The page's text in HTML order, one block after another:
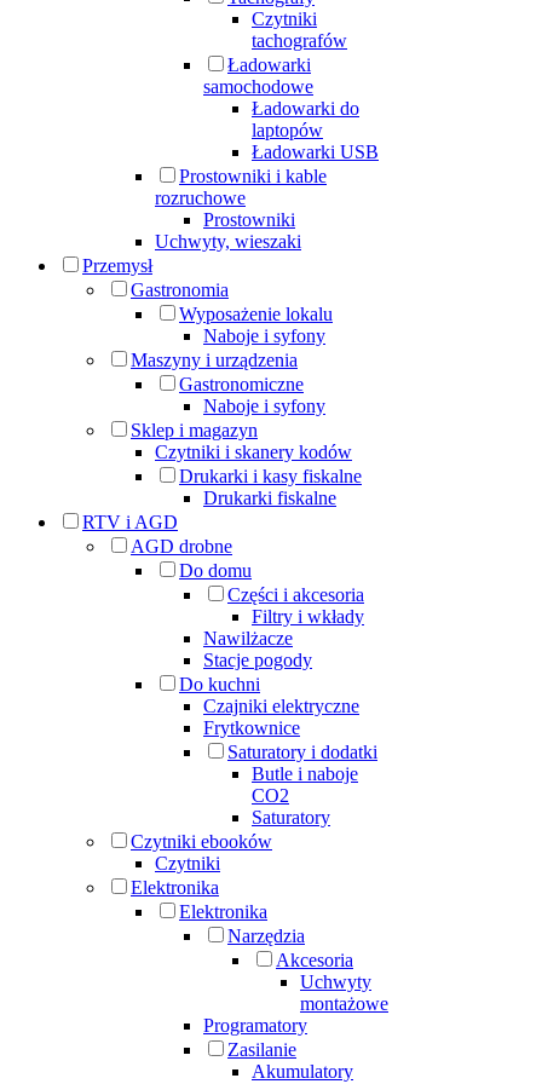
Czytniki
tachografów
Ładowarki
samochodowe
Ładowarki do
laptopów
Ładowarki USB
Prostowniki i kable
rozruchowe
Prostowniki
Uchwyty, wieszaki
Przemysł
Gastronomia
Wyposażenie lokalu
Naboje i syfony
Maszyny i urządzenia
Gastronomiczne
Naboje i syfony
Sklep i magazyn
Czytniki i skanery kodów
Drukarki i kasy fiskalne
Drukarki fiskalne
RTV i AGD
AGD drobne
Do domu
Części i akcesoria
Filtry i wkłady
Nawilżacze
Stacje pogody
Do kuchni
Czajniki elektryczne
Frytkownice
Saturatory i dodatki
Butle i naboje
CO2
Saturatory
Czytniki ebooków
Czytniki
Elektronika
Elektronika
Narzędzia
Akcesoria
Uchwyty
montażowe
Programatory
Zasilanie
Akumulatory